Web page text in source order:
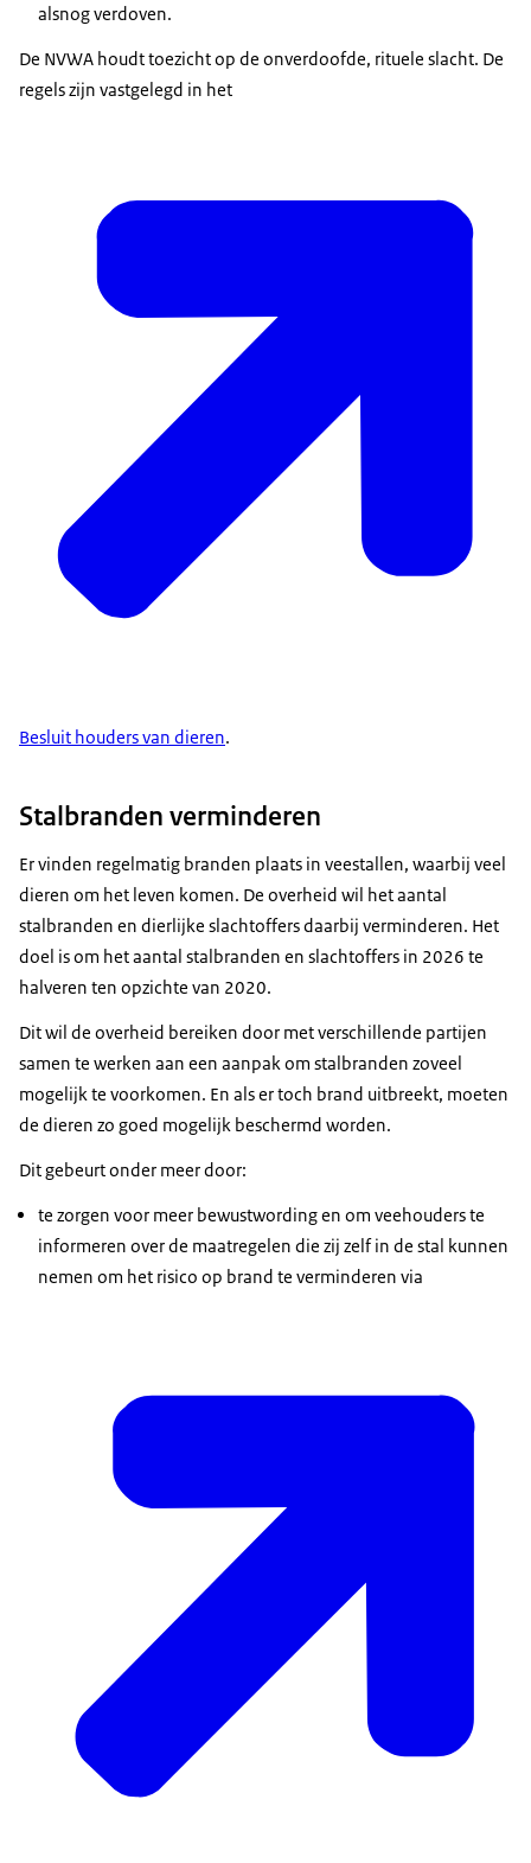
alsnog verdoven.
De NVWA houdt toezicht op de onverdoofde, rituele slacht. De
regels zijn vastgelegd in het
Besluit houders van dieren.
Stalbranden verminderen
Er vinden regelmatig branden plaats in veestallen, waarbij veel
dieren om het leven komen. De overheid wil het aantal
stalbranden en dierlijke slachtoffers daarbij verminderen. Het
doel is om het aantal stalbranden en slachtoffers in 2026 te
halveren ten opzichte van 2020.
Dit wil de overheid bereiken door met verschillende partijen
samen te werken aan een aanpak om stalbranden zoveel
mogelijk te voorkomen. En als er toch brand uitbreekt, moeten
de dieren zo goed mogelijk beschermd worden.
Dit gebeurt onder meer door:
te zorgen voor meer bewustwording en om veehouders te
informeren over de maatregelen die zij zelf in de stal kunnen
nemen om het risico op brand te verminderen via